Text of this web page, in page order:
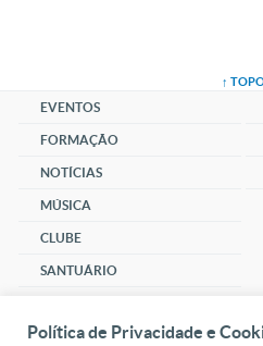
↑
EVENTOS
FORMAÇÃO
NOTÍCIAS
MÚSICA
CLUBE
SANTUÁRIO
SOCIAL
Política de Privacidade e